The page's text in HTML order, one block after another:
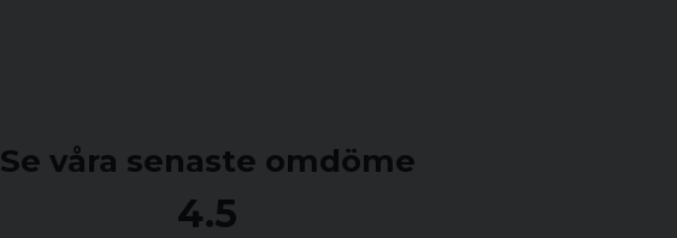
Se våra senaste omdöme
4.5